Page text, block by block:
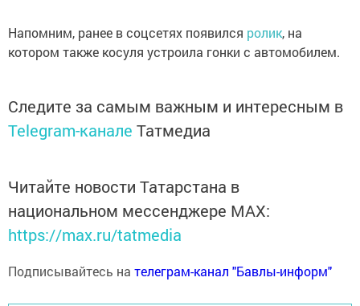
Напомним, ранее в соцсетях появился ролик, на
котором также косуля устроила гонки с автомобилем.
Следите за самым важным и интересным в
Telegram-канале Татмедиа
Читайте новости Татарстана в
национальном мессенджере MАХ:
https://max.ru/tatmedia
Подписывайтесь на телеграм-канал "Бавлы-информ"